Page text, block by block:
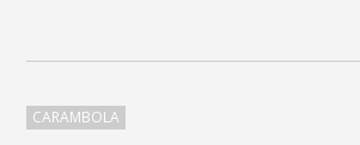
CARAMBOLA